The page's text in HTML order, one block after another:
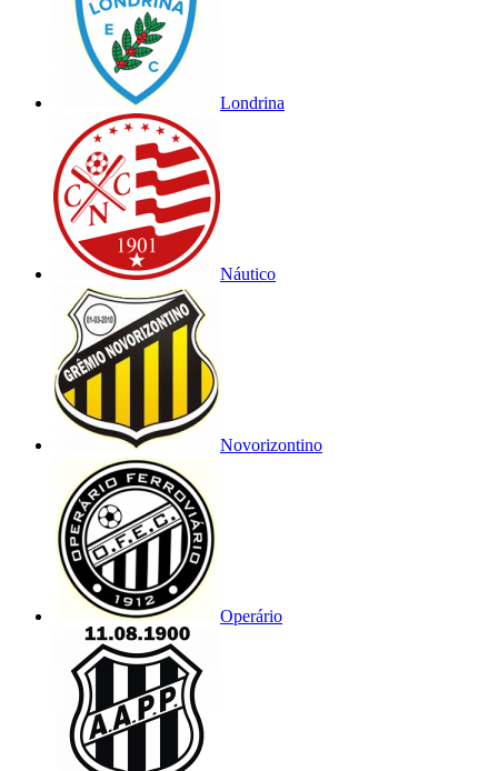
Londrina
Náutico
Novorizontino
Operário